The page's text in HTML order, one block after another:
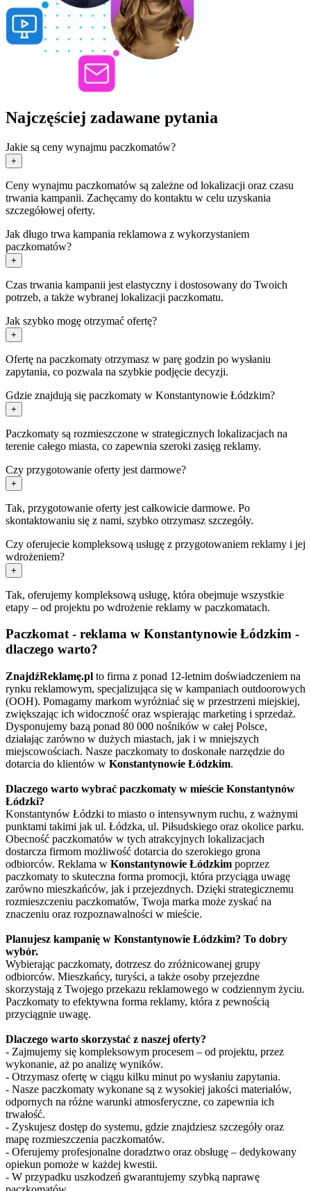
Najczęściej zadawane pytania
Jakie są ceny wynajmu paczkomatów?
+
Ceny wynajmu paczkomatów są zależne od lokalizacji oraz czasu
trwania kampanii. Zachęcamy do kontaktu w celu uzyskania
szczegółowej oferty.
Jak długo trwa kampania reklamowa z wykorzystaniem
paczkomatów?
+
Czas trwania kampanii jest elastyczny i dostosowany do Twoich
potrzeb, a także wybranej lokalizacji paczkomatu.
Jak szybko mogę otrzymać ofertę?
+
Ofertę na paczkomaty otrzymasz w parę godzin po wysłaniu
zapytania, co pozwala na szybkie podjęcie decyzji.
Gdzie znajdują się paczkomaty w Konstantynowie Łódzkim?
+
Paczkomaty są rozmieszczone w strategicznych lokalizacjach na
terenie całego miasta, co zapewnia szeroki zasięg reklamy.
Czy przygotowanie oferty jest darmowe?
+
Tak, przygotowanie oferty jest całkowicie darmowe. Po
skontaktowaniu się z nami, szybko otrzymasz szczegóły.
Czy oferujecie kompleksową usługę z przygotowaniem reklamy i jej
wdrożeniem?
+
Tak, oferujemy kompleksową usługę, która obejmuje wszystkie
etapy – od projektu po wdrożenie reklamy w paczkomatach.
Paczkomat - reklama w Konstantynowie Łódzkim -
dlaczego warto?
ZnajdźReklamę.pl to firma z ponad 12-letnim doświadczeniem na
rynku reklamowym, specjalizująca się w kampaniach outdoorowych
(OOH). Pomagamy markom wyróżniać się w przestrzeni miejskiej,
zwiększając ich widoczność oraz wspierając marketing i sprzedaż.
Dysponujemy bazą ponad 80 000 nośników w całej Polsce,
działając zarówno w dużych miastach, jak i w mniejszych
miejscowościach. Nasze paczkomaty to doskonałe narzędzie do
dotarcia do klientów w Konstantynowie Łódzkim.
Dlaczego warto wybrać paczkomaty w mieście Konstantynów
Łódzki?
Konstantynów Łódzki to miasto o intensywnym ruchu, z ważnymi
punktami takimi jak ul. Łódzka, ul. Piłsudskiego oraz okolice parku.
Obecność paczkomatów w tych atrakcyjnych lokalizacjach
dostarcza firmom możliwość dotarcia do szerokiego grona
odbiorców. Reklama w Konstantynowie Łódzkim poprzez
paczkomaty to skuteczna forma promocji, która przyciąga uwagę
zarówno mieszkańców, jak i przejezdnych. Dzięki strategicznemu
rozmieszczeniu paczkomatów, Twoja marka może zyskać na
znaczeniu oraz rozpoznawalności w mieście.
Planujesz kampanię w Konstantynowie Łódzkim? To dobry
wybór.
Wybierając paczkomaty, dotrzesz do zróżnicowanej grupy
odbiorców. Mieszkańcy, turyści, a także osoby przejezdne
skorzystają z Twojego przekazu reklamowego w codziennym życiu.
Paczkomaty to efektywna forma reklamy, która z pewnością
przyciągnie uwagę.
Dlaczego warto skorzystać z naszej oferty?
- Zajmujemy się kompleksowym procesem – od projektu, przez
wykonanie, aż po analizę wyników.
- Otrzymasz ofertę w ciągu kilku minut po wysłaniu zapytania.
- Nasze paczkomaty wykonane są z wysokiej jakości materiałów,
odpornych na różne warunki atmosferyczne, co zapewnia ich
trwałość.
- Zyskujesz dostęp do systemu, gdzie znajdziesz szczegóły oraz
mapę rozmieszczenia paczkomatów.
- Oferujemy profesjonalne doradztwo oraz obsługę – dedykowany
opiekun pomoże w każdej kwestii.
- W przypadku uszkodzeń gwarantujemy szybką naprawę